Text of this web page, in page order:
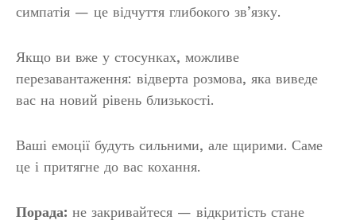
симпатія — це відчуття глибокого зв’язку.
Якщо ви вже у стосунках, можливе
перезавантаження: відверта розмова, яка виведе
вас на новий рівень близькості.
Ваші емоції будуть сильними, але щирими. Саме
це і притягне до вас кохання.
Порада: не закривайтеся — відкритість стане